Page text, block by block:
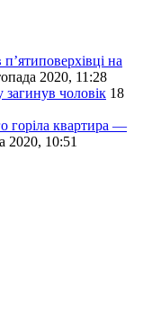
на
2020, 11:28
загинув чоловік 18
горіла квартира —
2020, 10:51